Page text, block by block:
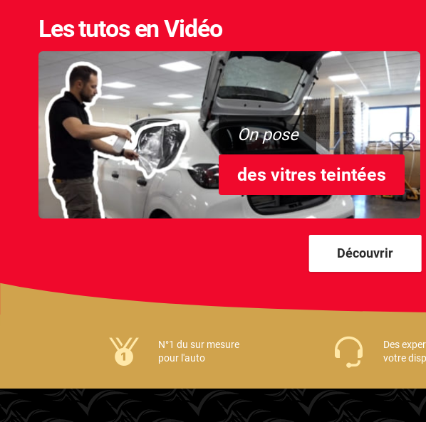
Les tutos en Vidéo
On pose
des vitres teintées
Découvrir
N°1 du sur mesure
pour l'auto
Des
votre